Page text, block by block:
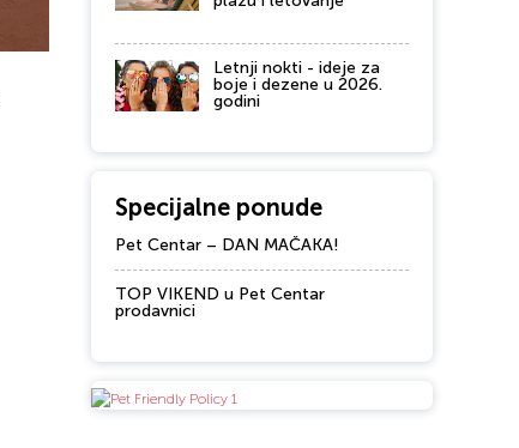
Letnji nokti - ideje za
boje i dezene u 2026.
godini
Specijalne ponude
Pet Centar – DAN MAČAKA!
TOP VIKEND u Pet Centar
prodavnici